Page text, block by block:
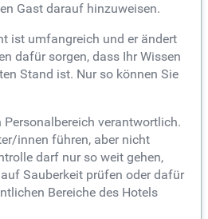
Gast darauf hinzuweisen.
ist umfangreich und er ändert
dafür sorgen, dass Ihr Wissen
Stand ist. Nur so können Sie
verantwortlich.
innen führen, aber nicht
darf nur so weit gehen,
Sauberkeit prüfen oder dafür
Bereiche des Hotels